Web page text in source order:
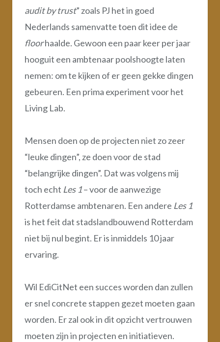
audit by trust” zoals PJ het in goed
Nederlands samenvatte toen dit idee de
floorhaalde. Gewoon een paar keer per jaar
hooguit een ambtenaar poolshoogte laten
nemen: om te kijken of er geen gekke dingen
gebeuren. Een prima experiment voor het
Living Lab.
Mensen doen op de projecten niet zo zeer
“leuke dingen”, ze doen voor de stad
“belangrijke dingen”. Dat was volgens mij
toch echt Les 1– voor de aanwezige
Rotterdamse ambtenaren. Een andere Les 1
is het feit dat stadslandbouwend Rotterdam
niet bij nul begint. Er is inmiddels 10 jaar
ervaring.
Wil EdiCitNet een succes worden dan zullen
er snel concrete stappen gezet moeten gaan
worden. Er zal ook in dit opzicht vertrouwen
moeten zijn in projecten en initiatieven.